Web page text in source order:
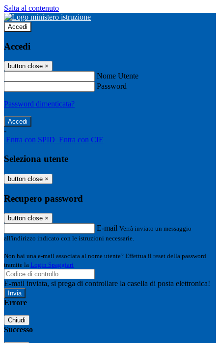
Salta al contenuto
Accedi
Accedi
button close ×
Nome Utente
Password
Password dimenticata?
-
Entra con SPID Entra con CIE
Seleziona utente
button close ×
Recupero password
button close ×
E-mail Verrà inviato un messaggio
all'indirizzo indicato con le istruzioni necessarie.
Non hai una e-mail associata al nome utente? Effettua il reset della password
tramite la Login Spaggiari
E-mail inviata, si prega di controllare la casella di posta elettronica!
Errore
Chiudi
Successo